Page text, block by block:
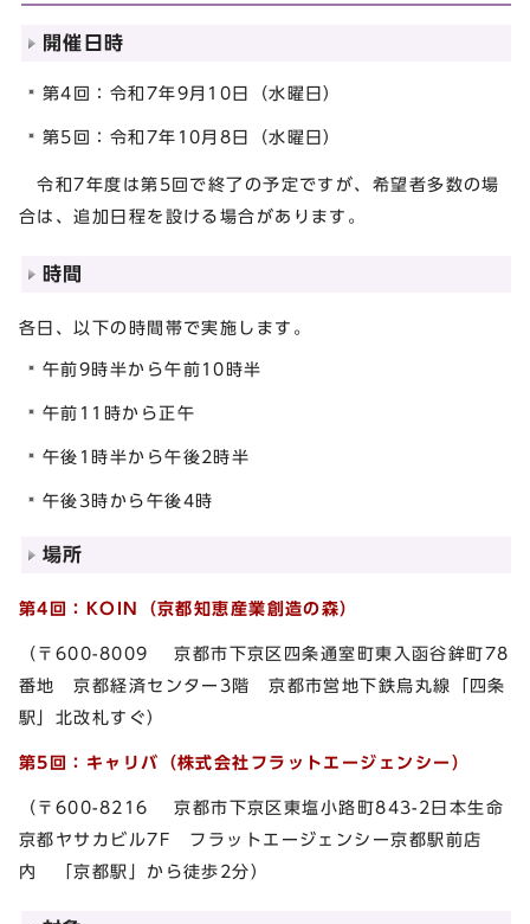
開催日時
第4回：令和7年9月10日（水曜日）
第5回：令和7年10月8日（水曜日）
令和7年度は第5回で終了の予定ですが、希望者多数の場
合は、追加日程を設ける場合があります。
時間
各日、以下の時間帯で実施します。
午前9時半から午前10時半
午前11時から正午
午後1時半から午後2時半
午後3時から午後4時
場所
第4回：KOIN（京都知恵産業創造の森）
（〒600-8009 京都市下京区四条通室町東入函谷鉾町78
番地 京都経済センター3階 京都市営地下鉄烏丸線「四条
駅」北改札すぐ）
第5回：キャリバ（株式会社フラットエージェンシー）
（〒600-8216 京都市下京区東塩小路町843-2日本生命
京都ヤサカビル7F フラットエージェンシー京都駅前店
内 「京都駅」から徒歩2分）